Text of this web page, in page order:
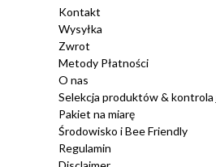
Kontakt
Wysyłka
Zwrot
Metody Płatności
O nas
Selekcja produktów & kontrola
Pakiet na miarę
Środowisko i Bee Friendly
Regulamin